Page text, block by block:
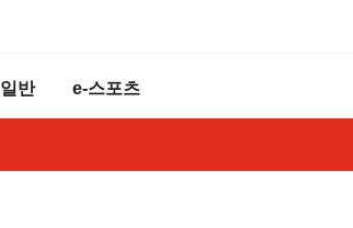
일반 e-스포츠